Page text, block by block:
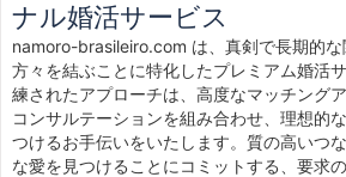
ナル婚活サービス
namoro-brasileiro.com は、真剣で長期的
方々を結ぶことに特化したプレミアム婚活
練されたアプローチは、高度なマッチング
コンサルテーションを組み合わせ、理想的
つけるお手伝いをいたします。質の高いつ
な愛を見つけることにコミットする、要求